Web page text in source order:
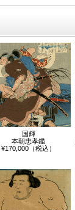
国輝
本朝忠孝鑑
¥170,000（税込）